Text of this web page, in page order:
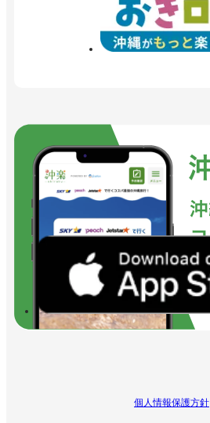
個人情報保護方針